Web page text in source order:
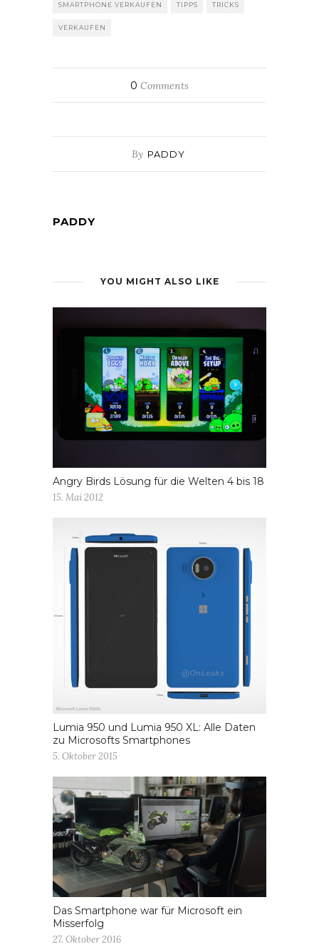
SMARTPHONE VERKAUFEN TIPPS TRICKS
VERKAUFEN
0 Comments
By PADDY
PADDY
YOU MIGHT ALSO LIKE
Angry Birds Lösung für die Welten 4 bis 18
15. Mai 2012
Lumia 950 und Lumia 950 XL: Alle Daten
zu Microsofts Smartphones
5. Oktober 2015
Das Smartphone war für Microsoft ein
Misserfolg
27. Oktober 2016